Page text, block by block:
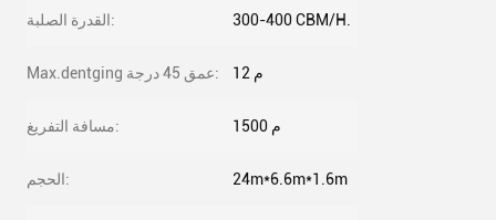
القدرة الصلبة: 300-400 CBM/H.
Max.dentging عمق 45 درجة: 12 م
مسافة التفريغ: 1500 م
الحجم: 24m*6.6m*1.6m